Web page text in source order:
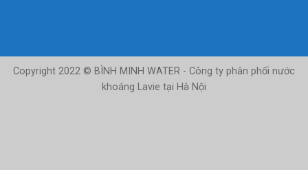
Copyright 2022 © BÌNH MINH WATER - Công ty phân phối nước
khoáng Lavie tại Hà Nội